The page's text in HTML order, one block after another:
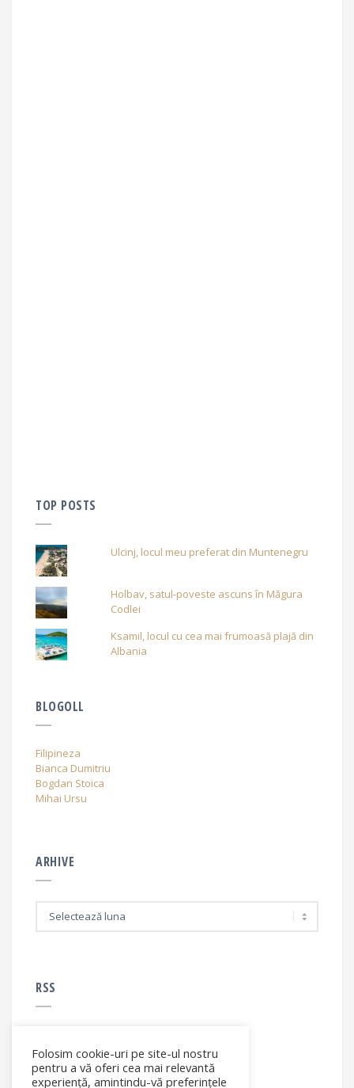
TOP POSTS
Ulcinj, locul meu preferat din Muntenegru
Holbav, satul-poveste ascuns în Măgura
Codlei
Ksamil, locul cu cea mai frumoasă plajă din
Albania
BLOGOLL
Filipineza
Bianca Dumitriu
Bogdan Stoica
Mihai Ursu
ARHIVE
RSS
RSS - articole
Folosim cookie-uri pe site-ul nostru
pentru a vă oferi cea mai relevantă
experiență, amintindu-vă preferințele